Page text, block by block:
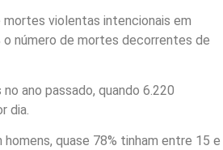
mortes violentas intencionais em
número de mortes decorrentes de
ano passado, quando 6.220
dia.
quase 78% tinham entre 15 e